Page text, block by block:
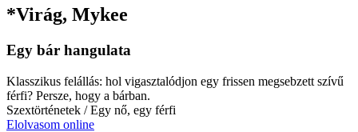
*Virág, Mykee
Egy bár hangulata
Klasszikus felállás: hol vigasztalódjon egy frissen megsebzett szívű
férfi? Persze, hogy a bárban.
Szextörténetek / Egy nő, egy férfi
Elolvasom online